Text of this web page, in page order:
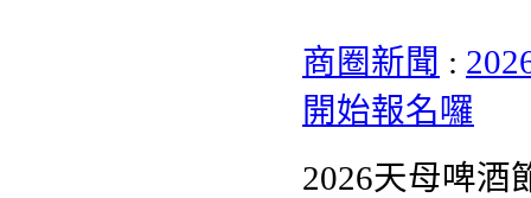
商圈新聞 :
開始報名囉
2026天母啤酒